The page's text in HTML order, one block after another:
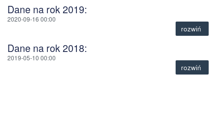
Dane na rok 2019:
2020-09-16 00:00
rozwiń
Dane na rok 2018:
2019-05-10 00:00
rozwiń